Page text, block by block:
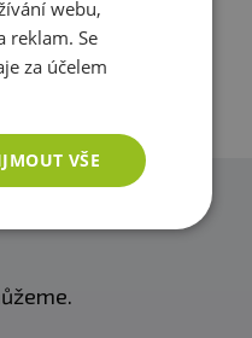
webu,
reklam. Se
za účelem
VŠE